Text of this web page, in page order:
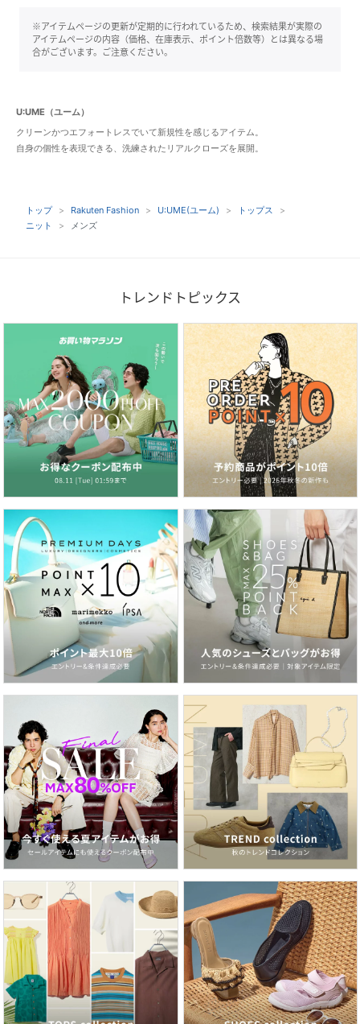
※アイテムページの更新が定期的に行われているため、検索結果が実際の
アイテムページの内容（価格、在庫表示、ポイント倍数等）とは異なる場
合がございます。ご注意ください。
U:UME（ユーム）
クリーンかつエフォートレスでいて新規性を感じるアイテム。
自身の個性を表現できる、洗練されたリアルクローズを展開。
トップ Rakuten Fashion U:UME(ユーム)
トップス
ニット
メンズ
トレンドトピックス